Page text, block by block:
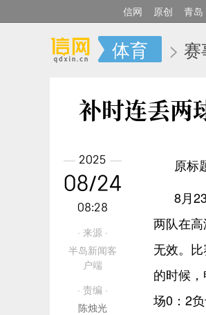
信网 原创 青岛
体育 >
补时连丢两
原标
8月
两队在
无效。
的时候
场0：2
2025
08/24
08:28
· 来源 ·
半岛新闻客
户端
· 责编 ·
陈烛光